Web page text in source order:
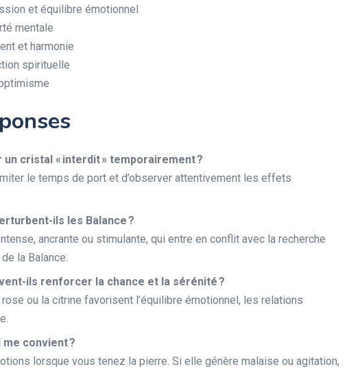
et équilibre émotionnel
mentale
et harmonie
spirituelle
cristal « interdit » temporairement ?
le temps de port et d’observer attentivement les effets
ils les Balance ?
ancrante ou stimulante, qui entre en conflit avec la recherche
la Balance.
ils renforcer la chance et la sérénité ?
ou la citrine favorisent l’équilibre émotionnel, les relations
convient ?
lorsque vous tenez la pierre. Si elle génère malaise ou agitation,
Aventurine verte et Cornaline